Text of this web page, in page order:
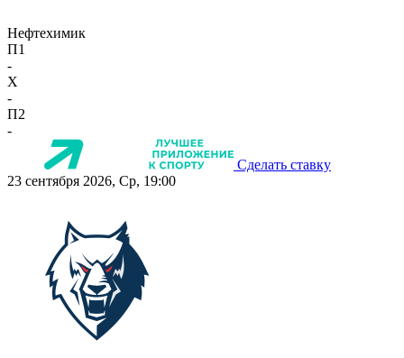
Нефтехимик
П1
-
X
-
П2
-
Сделать ставку
23 сентября 2026, Ср, 19:00